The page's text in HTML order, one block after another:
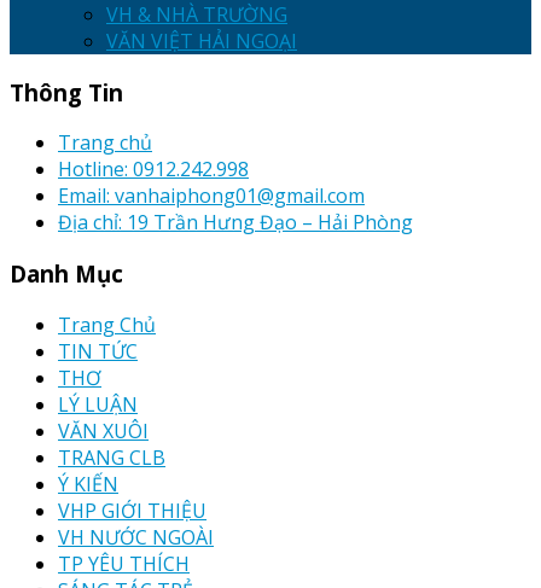
VH & NHÀ TRƯỜNG
VĂN VIỆT HẢI NGOẠI
Thông Tin
Trang chủ
Hotline: 0912.242.998
Email: vanhaiphong01@gmail.com
Địa chỉ: 19 Trần Hưng Đạo – Hải Phòng
Danh Mục
Trang Chủ
TIN TỨC
THƠ
LÝ LUẬN
VĂN XUÔI
TRANG CLB
Ý KIẾN
VHP GIỚI THIỆU
VH NƯỚC NGOÀI
TP YÊU THÍCH